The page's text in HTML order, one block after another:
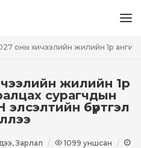
оны хичээлийн жилийн 1р ангид
жилийн 1р
сурагчдын
бүртгэл
Зарлал 1099 уншсан